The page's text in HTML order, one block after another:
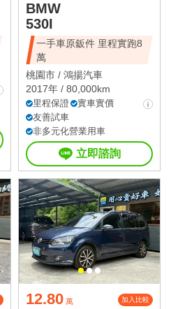
BMW
530I
一手車原鈑件 里程實跑8
萬
桃園市 / 鴻揚汽車
2017年 / 80,000km
里程保證
實車實價
友善試車
非多元化營業用車
立即諮詢
12.80 萬 加入比較